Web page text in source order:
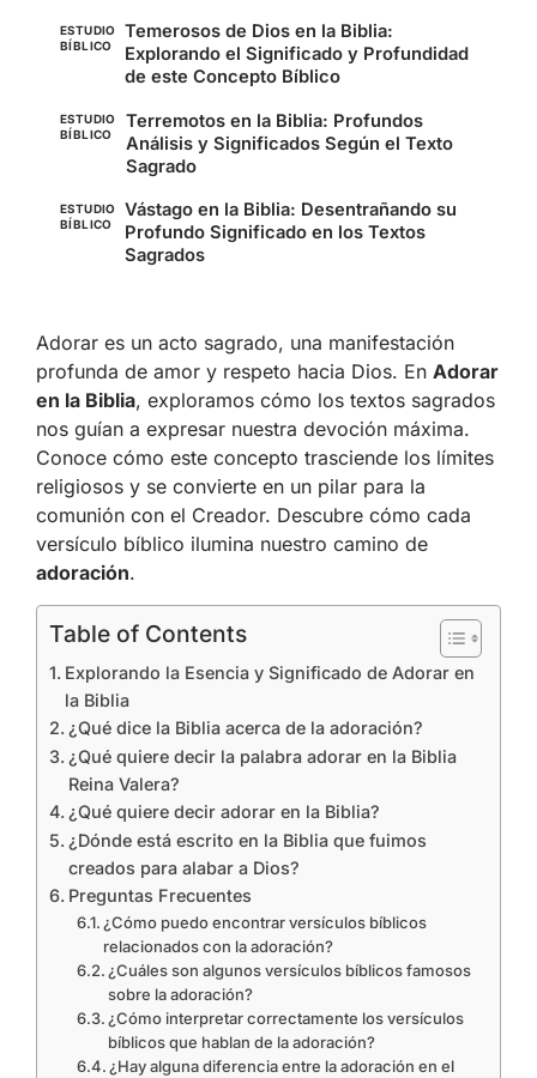
ESTUDIO
BÍBLICO
Temerosos de Dios en la Biblia:
Explorando el Significado y Profundidad
de este Concepto Bíblico
ESTUDIO
BÍBLICO
Terremotos en la Biblia: Profundos
Análisis y Significados Según el Texto
Sagrado
ESTUDIO
BÍBLICO
Vástago en la Biblia: Desentrañando su
Profundo Significado en los Textos
Sagrados
Adorar es un acto sagrado, una manifestación
profunda de amor y respeto hacia Dios. En Adorar
en la Biblia, exploramos cómo los textos sagrados
nos guían a expresar nuestra devoción máxima.
Conoce cómo este concepto trasciende los límites
religiosos y se convierte en un pilar para la
comunión con el Creador. Descubre cómo cada
versículo bíblico ilumina nuestro camino de
adoración.
Table of Contents
Explorando la Esencia y Significado de Adorar en
la Biblia
¿Qué dice la Biblia acerca de la adoración?
¿Qué quiere decir la palabra adorar en la Biblia
Reina Valera?
¿Qué quiere decir adorar en la Biblia?
¿Dónde está escrito en la Biblia que fuimos
creados para alabar a Dios?
Preguntas Frecuentes
¿Cómo puedo encontrar versículos bíblicos
relacionados con la adoración?
¿Cuáles son algunos versículos bíblicos famosos
sobre la adoración?
¿Cómo interpretar correctamente los versículos
bíblicos que hablan de la adoración?
¿Hay alguna diferencia entre la adoración en el